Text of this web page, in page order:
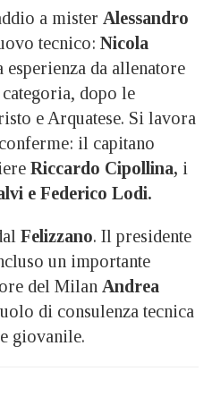
a mister Alessandro
tecnico: Nicola
esperienza da allenatore
dopo le
e Arquatese. Si lavora
il capitano
Riccardo Cipollina, i
e Federico Lodi.
Felizzano. Il presidente
un importante
del Milan Andrea
di consulenza tecnica
giovanile.